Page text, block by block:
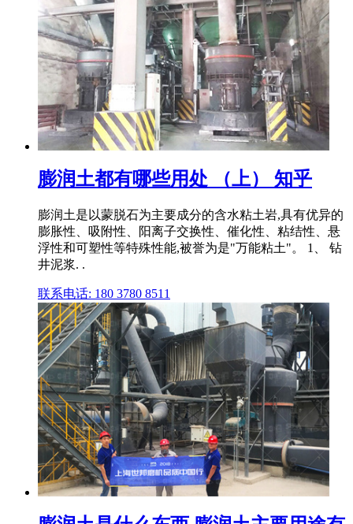
膨润土都有哪些用处 （上） 知乎
膨润土是以蒙脱石为主要成分的含水粘土岩,具有优异的
膨胀性、吸附性、阳离子交换性、催化性、粘结性、悬
浮性和可塑性等特殊性能,被誉为是"万能粘土"。 1、 钻
井泥浆. .
联系电话: 180 3780 8511